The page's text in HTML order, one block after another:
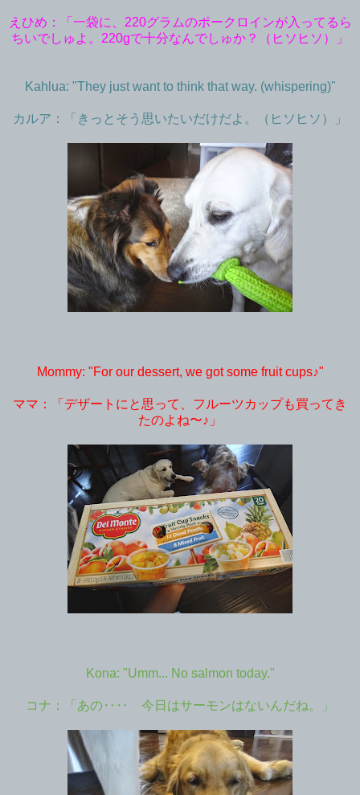
えひめ：「一袋に、220グラムのポークロインが入ってるら
ちいでしゅよ。220gで十分なんでしゅか？（ヒソヒソ）」
Kahlua: "They just want to think that way. (whispering)"
カルア：「きっとそう思いたいだけだよ。（ヒソヒソ）」
Mommy: "For our dessert, we got some fruit cups♪"
ママ：「デザートにと思って、フルーツカップも買ってき
たのよね〜♪」
Kona: "Umm... No salmon today."
コナ：「あの‥‥ 今日はサーモンはないんだね。」